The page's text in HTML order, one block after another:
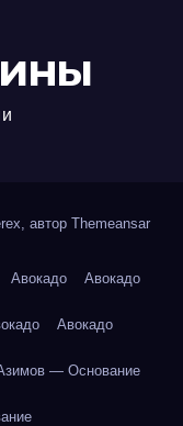
автор Themeansar
Авокадо Авокадо
Авокадо
— Основание